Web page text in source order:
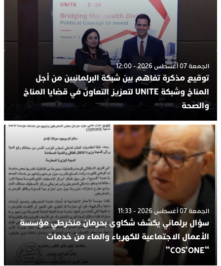
الجمعة 07 أغسطس 2026 - 12:00
توقيع مذكرة تفاهم بين شبكة البرلمانيين من أجل
المناخ وشبكة UNITE لتعزيز التعاون في قضايا المناخ
والصحة
الجمعة 07 أغسطس 2026 - 11:33
سؤال برلماني يكشف شكاوى بحرمان منخرطي مؤسسة
الأعمال الاجتماعية للكهرباء والماء من خدمات
“COS’ONE”